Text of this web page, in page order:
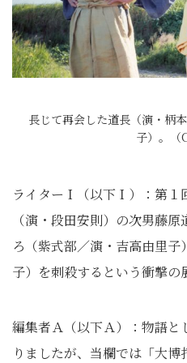
長じて再会した道長（演・柄
子）。（
ライターＩ（以下Ｉ）：第
（演・段田安則）の次男藤
ろ（紫式部／演・吉高由里
子）を刺殺するという衝撃の
編集者Ａ（以下Ａ）：物語と
りましたが、当欄では「大